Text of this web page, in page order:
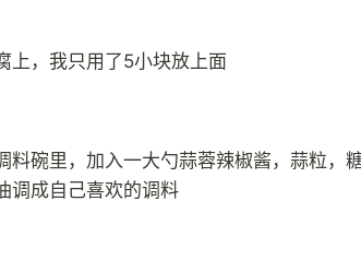
上，我只用了5小块放上面
料碗里，加入一大勺蒜蓉辣椒酱，蒜粒，糖
调成自己喜欢的调料